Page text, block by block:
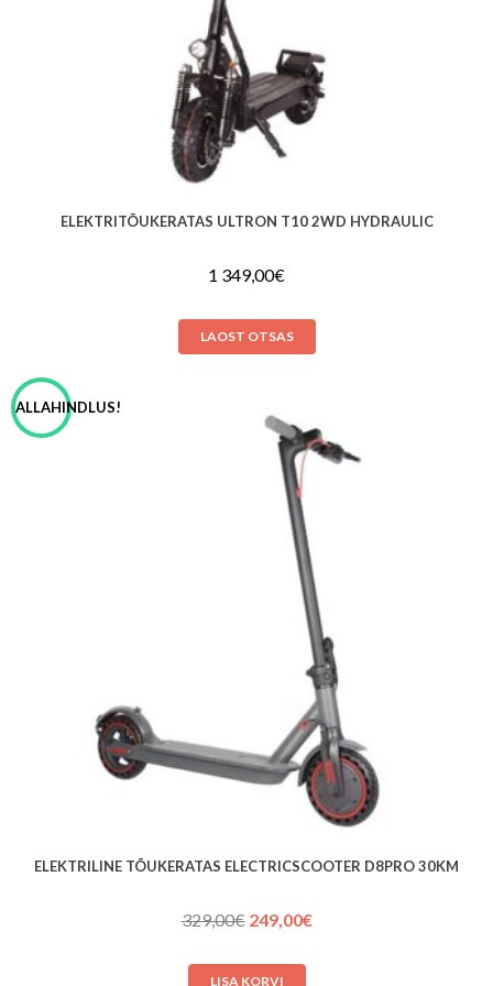
ELEKTRITÕUKERATAS ULTRON T10 2WD HYDRAULIC
1 349,00€
LAOST OTSAS
ALLAHINDLUS!
ELEKTRILINE TÕUKERATAS ELECTRICSCOOTER D8PRO 30KM
329,00€ Algne
oli:
249,00€Praegune
LISA KORVI